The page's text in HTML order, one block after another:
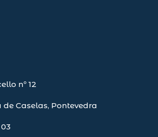
nº 12
de Caselas, Pontevedra